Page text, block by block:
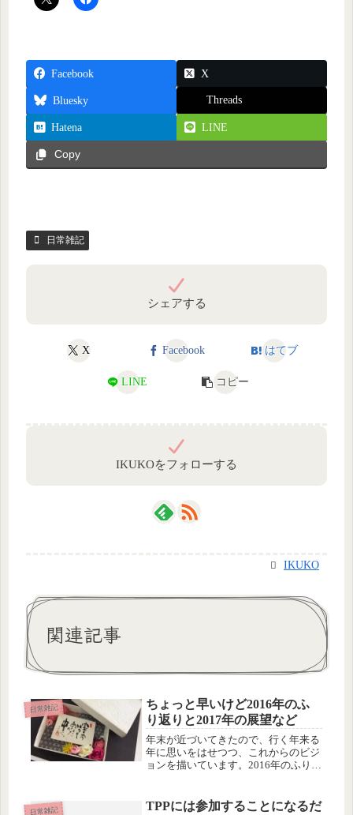
Facebook X
Bluesky Threads
Hatena LINE
Copy
日常雑記
シェアする
X Facebook はてブ
LINE コピー
IKUKOをフォローする
IKUKO
関連記事
日常雑記
ちょっと早いけど2016年のふ
り返りと2017年の展望など
年末が近づいてきたので、行く年来る
年に思いをはせつつ、これからのビジ
ョンを描いています。2016年のふりか
こと。
日常雑記
TPPには参加することになるだ